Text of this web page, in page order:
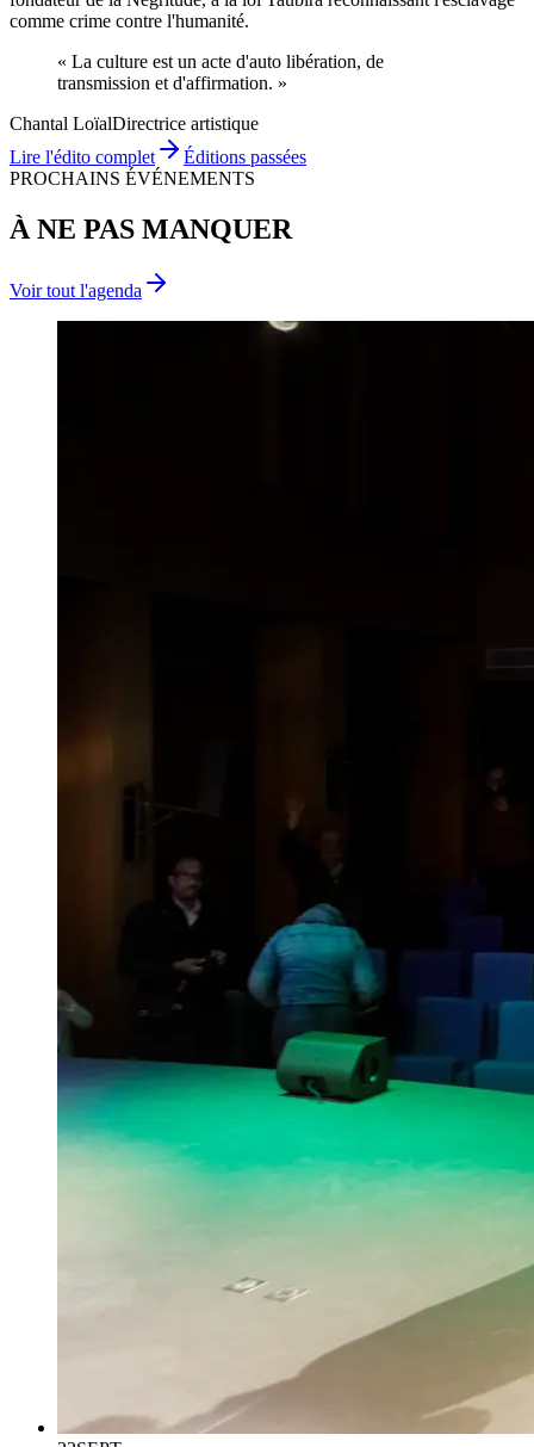
comme crime contre l'humanité.
« La culture est un acte d'auto libération, de
transmission et d'affirmation. »
Chantal LoïalDirectrice artistique
Lire l'édito complet
Éditions passées
PROCHAINS ÉVÉNEMENTS
À NE PAS MANQUER
Voir tout l'agenda